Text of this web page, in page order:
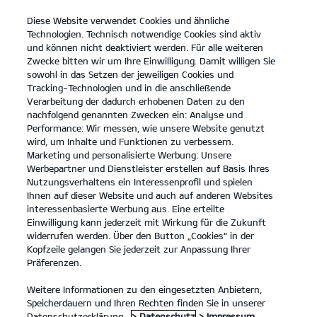
open
menu
KONTAKT
Diese Website verwendet Cookies und ähnliche
Technologien. Technisch notwendige Cookies sind aktiv
und können nicht deaktiviert werden. Für alle weiteren
Zwecke bitten wir um Ihre Einwilligung. Damit willigen Sie
sowohl in das Setzen der jeweiligen Cookies und
Tracking-Technologien und in die anschließende
Verarbeitung der dadurch erhobenen Daten zu den
nachfolgend genannten Zwecken ein: Analyse und
Performance: Wir messen, wie unsere Website genutzt
wird, um Inhalte und Funktionen zu verbessern.
Marketing und personalisierte Werbung: Unsere
Werbepartner und Dienstleister erstellen auf Basis Ihres
Nutzungsverhaltens ein Interessenprofil und spielen
Ihnen auf dieser Website und auch auf anderen Websites
interessenbasierte Werbung aus. Eine erteilte
Einwilligung kann jederzeit mit Wirkung für die Zukunft
widerrufen werden. Über den Button „Cookies“ in der
Kopfzeile gelangen Sie jederzeit zur Anpassung Ihrer
Präferenzen.
Weitere Informationen zu den eingesetzten Anbietern,
Speicherdauern und Ihren Rechten finden Sie in unserer